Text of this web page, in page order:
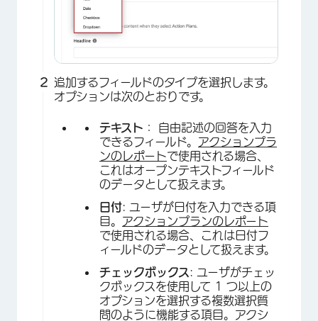
追加するフィールドのタイプを選択します。
オプションは次のとおりです。
テキスト ： 自由記述の回答を入力
できるフィールド。 アクションプラ
ンのレポートで使用される場合、
これはオープンテキストフィールド
のデータとして扱えます。
日付: ユーザが日付を入力できる項
目。 アクションプランのレポート
で使用される場合、これは日付フ
ィールドのデータとして扱えます。
チェックボックス : ユーザがチェッ
クボックスを使用して 1 つ以上の
オプションを選択する複数選択質
問のように機能する項目。アクシ